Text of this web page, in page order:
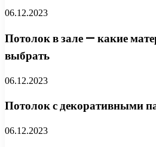
06.12.2023
Потолок в зале — какие
выбрать
06.12.2023
Потолок с декоративными
06.12.2023